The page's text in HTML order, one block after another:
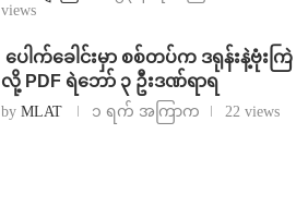
views
⁩ ⁨ပေါက်ခေါင်းမှာ စစ်တပ်က ဒရုန်းနဲ့ဗုံးကြဲ
လို့ PDF ရဲဘော် ၃ ဦးဒဏ်ရာရ
by MLAT ၁ ရက် အကြာက 22 views